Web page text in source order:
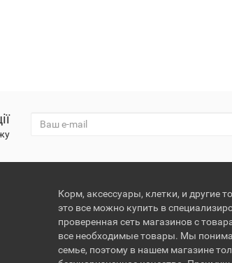
Корм, аксессуары, клетки, и другие
это все можно купить в
проверенная сеть магазинов с
все необходимые товары. Мы
семье, поэтому в нашем магазине